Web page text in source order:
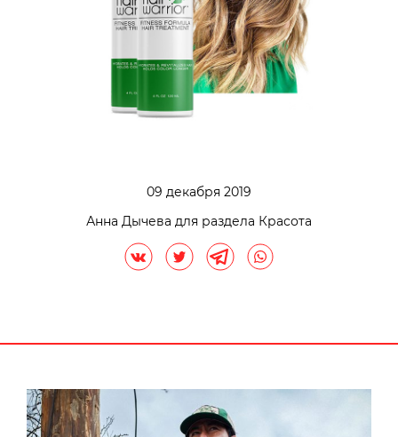
09 декабря 2019
Анна Дычева для раздела Красота